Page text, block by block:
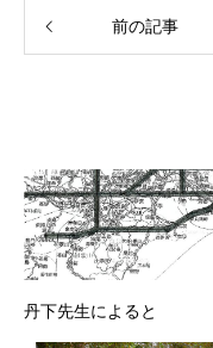
前の記事
丹下先生によると